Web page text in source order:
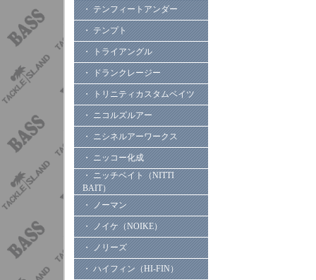
・ テンフィートアンダー
・ テンプト
・ トライアングル
・ ドランクレージー
・ トリニティカスタムベイツ
・ ニコルズルアー
・ ニシネルアーワークス
・ ニッコー化成
・ ニッチベイト（NITTI
BAIT）
・ ノーマン
・ ノイケ（NOIKE）
・ ノリーズ
・ ハイフィン（HI-FIN）